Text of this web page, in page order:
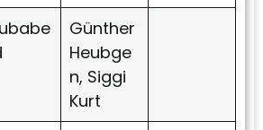
Günther
Heubge
n, Siggi
Kurt